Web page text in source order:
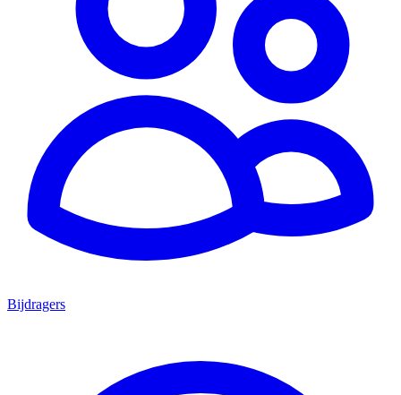
Bijdragers